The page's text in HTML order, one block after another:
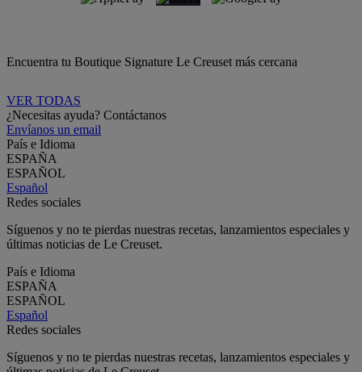
Encuentra tu Boutique Signature Le Creuset más cercana
VER TODAS
¿Necesitas ayuda? Contáctanos
Envíanos un email
País e Idioma
ESPAÑA
ESPAÑOL
Español
Redes sociales
Síguenos y no te pierdas nuestras recetas, lanzamientos especiales y
últimas noticias de Le Creuset.
País e Idioma
ESPAÑA
ESPAÑOL
Español
Redes sociales
Síguenos y no te pierdas nuestras recetas, lanzamientos especiales y